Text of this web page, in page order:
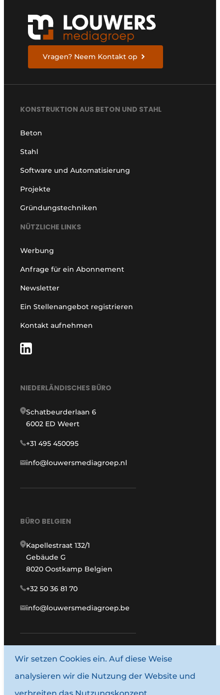
Vragen? Neem Kontakt op
KONSTRUKTION AUS BETON UND STAHL
Beton
Stahl
Software und Automatisierung
Projekte
Gründungstechniken
NÜTZLICHE LINKS
Werbung
Anfrage für ein Abonnement
Newsletter
Ein Stellenangebot registrieren
Kontakt aufnehmen
NIEDERLÄNDISCHES BÜRO
Schatbeurderlaan 6
6002 ED Weert
+31 495 450095
info@louwersmediagroep.nl
BÜRO BELGIEN
Kapellestraat 132/1
Gebäude G
8020 Oostkamp Belgien
+32 50 36 81 70
info@louwersmediagroep.be
www.louwersmediagroep.com
© 1987–2026 Louwersmediagroep.
Wir setzen Cookies ein. Auf diese Weise
analysieren wir die Nutzung der Website und